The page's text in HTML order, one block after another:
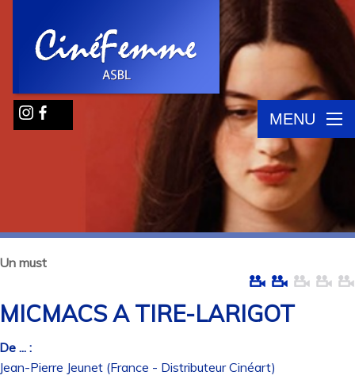
MENU
must
A TIRE-LARIGOT
... :
Pierre Jeunet (France - Distributeur Cinéart)